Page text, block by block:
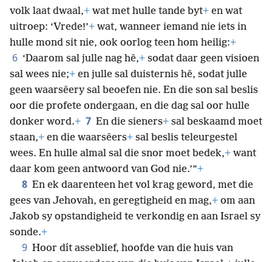
volk laat dwaal,+ wat met hulle tande byt+ en wat
uitroep: ‘Vrede!’+ wat, wanneer iemand nie iets in
hulle mond sit nie, ook oorlog teen hom heilig:+
6 ‘Daarom sal julle nag hê,+ sodat daar geen visioen
sal wees nie;+ en julle sal duisternis hê, sodat julle
geen waarsêery sal beoefen nie. En die son sal beslis
oor die profete ondergaan, en die dag sal oor hulle
donker word.+ 7 En die sieners+ sal beskaamd moet
staan,+ en die waarsêers+ sal beslis teleurgestel
wees. En hulle almal sal die snor moet bedek,+ want
daar kom geen antwoord van God nie.’”+
8 En ek daarenteen het vol krag geword, met die
gees van Jehovah, en geregtigheid en mag,+ om aan
Jakob sy opstandigheid te verkondig en aan Israel sy
sonde.+
9 Hoor dít asseblief, hoofde van die huis van